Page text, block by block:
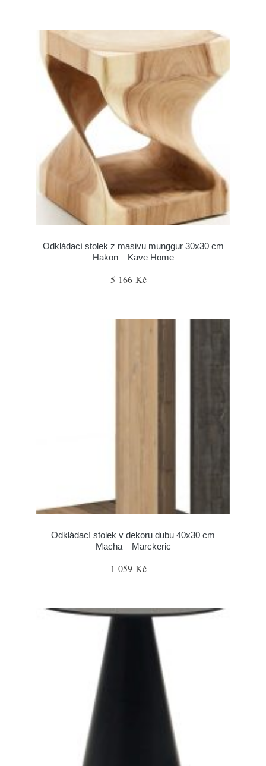
Odkládací stolek z masivu munggur 30x30 cm
Hakon – Kave Home
5 166 Kč
Odkládací stolek v dekoru dubu 40x30 cm
Macha – Marckeric
1 059 Kč